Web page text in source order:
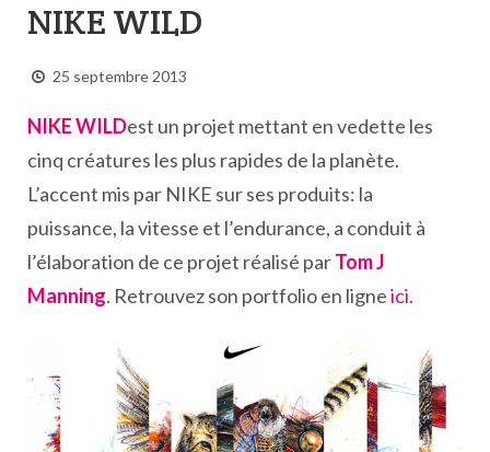
CONTACT
NIKE WILD
25 septembre 2013
NIKE WILDest un projet mettant en vedette les
cinq créatures les plus rapides de la planète.
L’accent mis par NIKE sur ses produits: la
puissance, la vitesse et l’endurance, a conduit à
l’élaboration de ce projet réalisé parTom J
Manning. Retrouvez son portfolio en ligneici.